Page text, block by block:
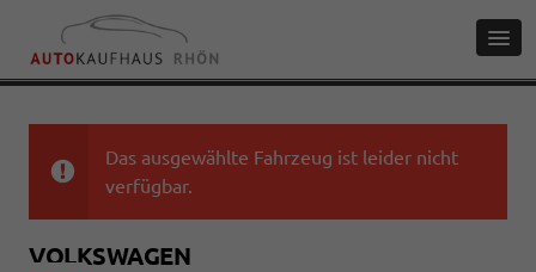
Das ausgewählte Fahrzeug ist leider nicht
verfügbar.
VOLKSWAGEN